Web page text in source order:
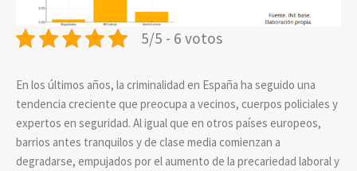
5/5 - 6 votos
En los últimos años, la criminalidad en España ha seguido una
tendencia creciente que preocupa a vecinos, cuerpos policiales y
expertos en seguridad. Al igual que en otros países europeos,
barrios antes tranquilos y de clase media comienzan a
degradarse, empujados por el aumento de la precariedad laboral y